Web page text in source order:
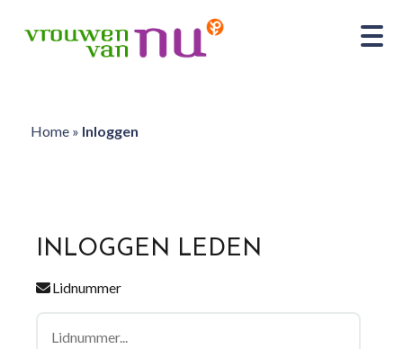
Home» Inloggen
INLOGGEN LEDEN
Lidnummer